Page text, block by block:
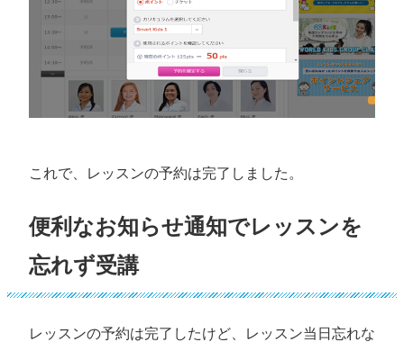
これで、レッスンの予約は完了しました。
便利なお知らせ通知でレッスンを
忘れず受講
レッスンの予約は完了したけど、レッスン当日忘れな